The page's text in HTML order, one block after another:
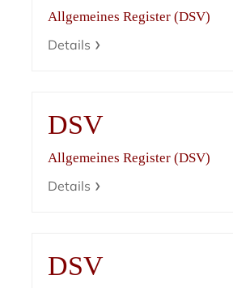
Allgemeines Register (DSV)
Details
DSV
Allgemeines Register (DSV)
Details
DSV